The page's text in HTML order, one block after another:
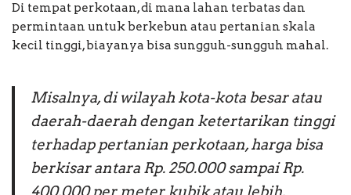
Di tempat perkotaan, di mana lahan terbatas dan
permintaan untuk berkebun atau pertanian skala
kecil tinggi, biayanya bisa sungguh-sungguh mahal.
Misalnya, di wilayah kota-kota besar atau
daerah-daerah dengan ketertarikan tinggi
terhadap pertanian perkotaan, harga bisa
berkisar antara Rp. 250.000 sampai Rp.